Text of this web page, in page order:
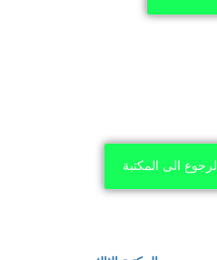
الرجوع الى المكتبة